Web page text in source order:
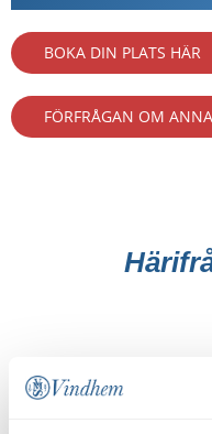
BOKA DIN PLATS HÄR
FÖRFRÅGAN OM